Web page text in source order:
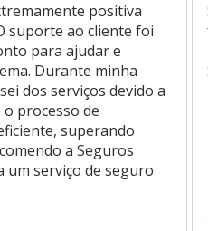
positiva
suporte ao cliente foi
para ajudar e
Durante minha
dos serviços devido a
processo de
superando
a Seguros
um serviço de seguro